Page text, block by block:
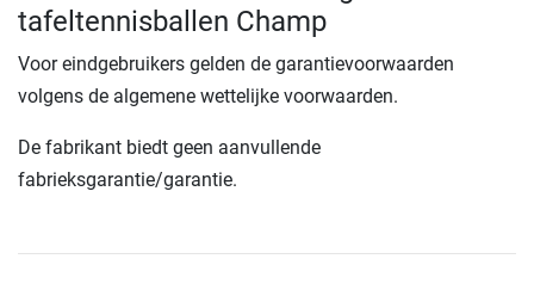
tafeltennisballen Champ
Voor eindgebruikers gelden de garantievoorwaarden
volgens de algemene wettelijke voorwaarden.
De fabrikant biedt geen aanvullende
fabrieksgarantie/garantie.